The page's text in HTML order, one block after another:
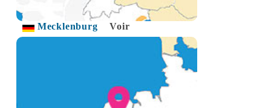
Mecklenburg Voir